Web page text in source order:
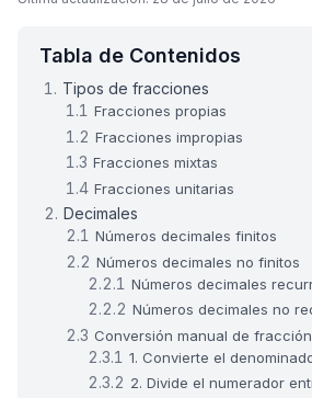
Tabla de Contenidos
Tipos de fracciones
Fracciones propias
Fracciones impropias
Fracciones mixtas
Fracciones unitarias
Decimales
Números decimales finitos
Números decimales no finitos
Números decimales
Números decimales no
Conversión manual de
1. Convierte el
2. Divide el numerador